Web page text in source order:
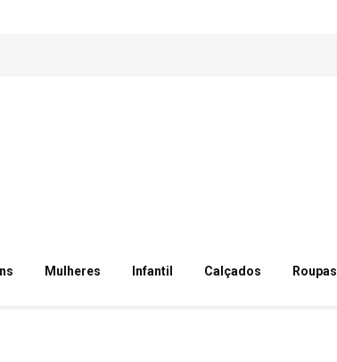
Mulheres Infantil Calçados Roupas